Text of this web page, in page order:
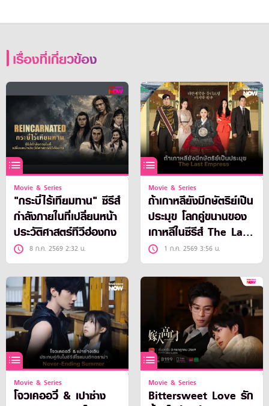
เรื่องที่เกี่ยวข้อง
Movie & Series
"กระบี่ไร้เทียมทาน" ซีรีส์
กำลังภายในที่เปลี่ยนหน้า
ประวัติศาสตร์ทีวีฮ่องกง
8 ก.ค. 2569 2:32 น.
Movie & Series
ถ้าเกาหลียังมีกษัตริย์เป็น
ประมุข โลกคู่ขนานของ
เกาหลีในซีรีส์ The Last
Empress
1 ก.ค. 2569 3:56 น.
Movie & Series
โจวเคออวี่ & เปาซ่าง
Movie & Series
Bittersweet Love รัก